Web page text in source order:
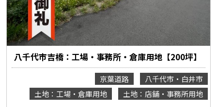
八千代市吉橋：工場・事務所・倉庫用地【200坪】
京葉道路
八千代市・白井市
土地：工場・倉庫用地
土地：店舗・事務所用地